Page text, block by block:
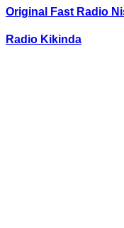
Original Fast Radio
Radio Kikinda